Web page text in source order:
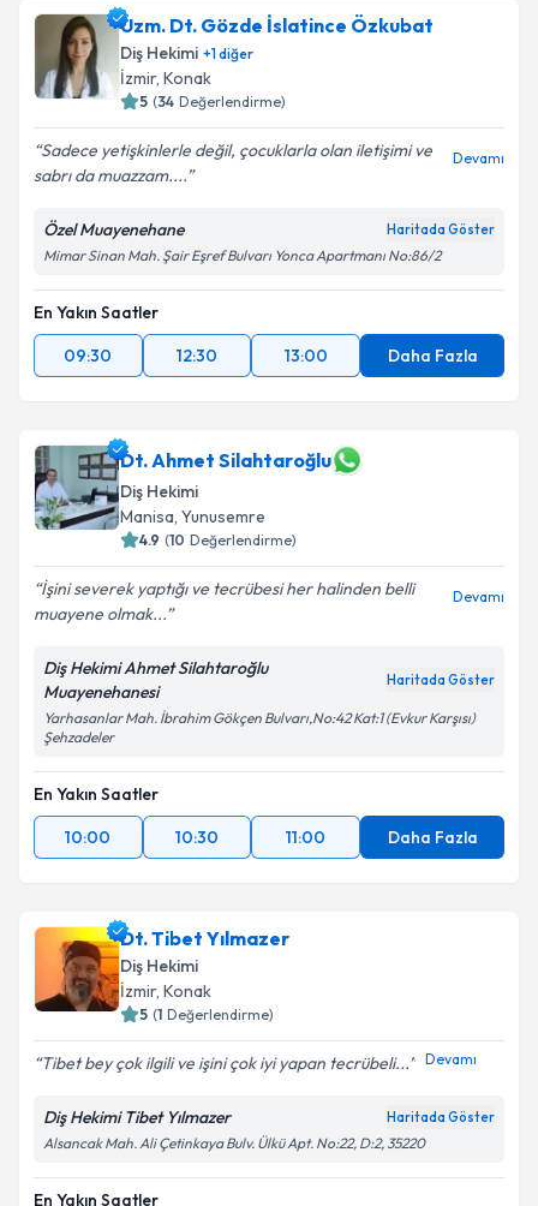
Uzm. Dt. Gözde İslatince Özkubat
Diş Hekimi +1diğer
İzmir, Konak
5 (34 Değerlendirme)
Sadece yetişkinlerle değil, çocuklarla olan iletişimi ve
sabrı da muazzam....
Devamı
Özel Muayenehane Haritada Göster
Mimar Sinan Mah. Şair Eşref Bulvarı Yonca Apartmanı No:86/2
En Yakın Saatler
09:30
12:30 13:00 Daha Fazla
Dt. Ahmet Silahtaroğlu
Diş Hekimi
Manisa, Yunusemre
4.9 (10 Değerlendirme)
İşini severek yaptığı ve tecrübesi her halinden belli
muayene olmak...
Devamı
Diş Hekimi Ahmet Silahtaroğlu
Muayenehanesi
Haritada Göster
Yarhasanlar Mah. İbrahim Gökçen Bulvarı,No:42 Kat:1 (Evkur Karşısı)
Şehzadeler
En Yakın Saatler
10:00
10:30 11:00 Daha Fazla
Dt. Tibet Yılmazer
Diş Hekimi
İzmir, Konak
5 (1 Değerlendirme)
Tibet bey çok ilgili ve işini çok iyi yapan tecrübeli... Devamı
Diş Hekimi Tibet Yılmazer Haritada Göster
Alsancak Mah. Ali Çetinkaya Bulv. Ülkü Apt. No:22, D:2, 35220
En Yakın Saatler